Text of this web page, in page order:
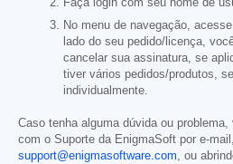
Faça login com seu nome de
No menu de navegação, acesse
lado do seu pedido/licença,
cancelar sua assinatura, se
tiver vários pedidos/produtos,
individualmente.
Caso tenha alguma dúvida ou
com o Suporte da EnigmaSoft por e-
support@enigmasoftware.com , ou